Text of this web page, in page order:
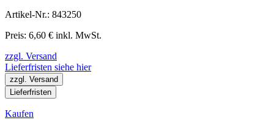
Artikel-Nr.: 843250
Preis: 6,60 € inkl. MwSt.
zzgl. Versand
Lieferfristen siehe hier
zzgl. Versand
Lieferfristen
Kaufen